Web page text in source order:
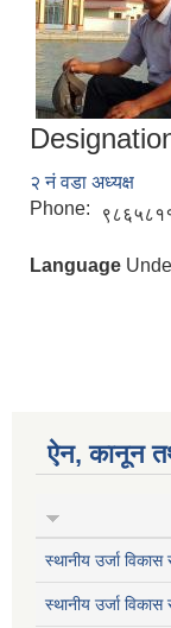
२ नं वडा अध्यक्ष
Phone:
Language
ऐन, कानून
स्थानीय उर्जा विकास
स्थानीय उर्जा विकास